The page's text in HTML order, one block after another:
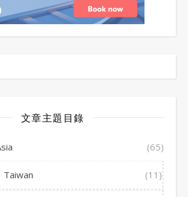
文章主題目錄
(65)
Taiwan (11)